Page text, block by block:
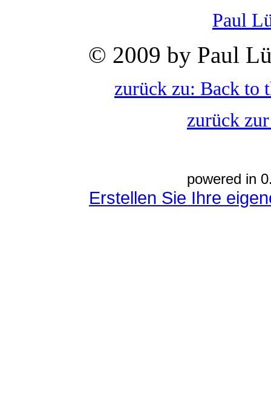
Paul
© 2009 by Paul
zurück zu: Back to
zurück
powered in
Erstellen Sie Ihre